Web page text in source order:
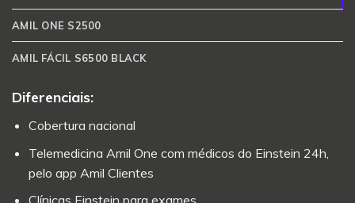
AMIL ONE S2500
AMIL FÁCIL S6500 BLACK
Diferenciais:
Cobertura nacional
Telemedicina Amil One com médicos do Einstein 24h,
pelo app Amil Clientes